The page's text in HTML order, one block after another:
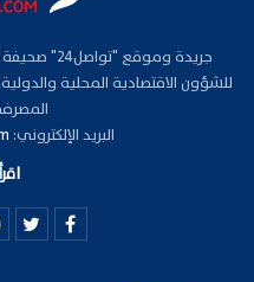
جريدة
للشؤون الاقتصادية المحلية
البريد الإلكتروني: